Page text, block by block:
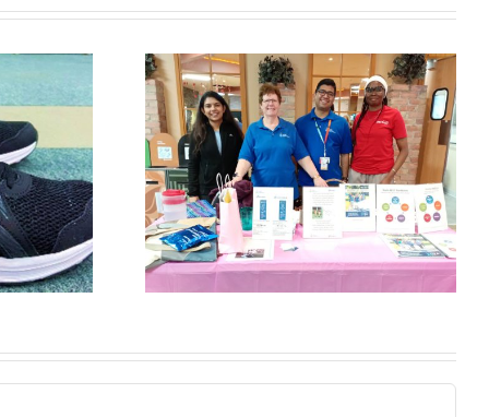
à
:
à
et
Un nouveau
dispositif
portable pour
améliorer la
marche et
prévenir les
chutes chez les